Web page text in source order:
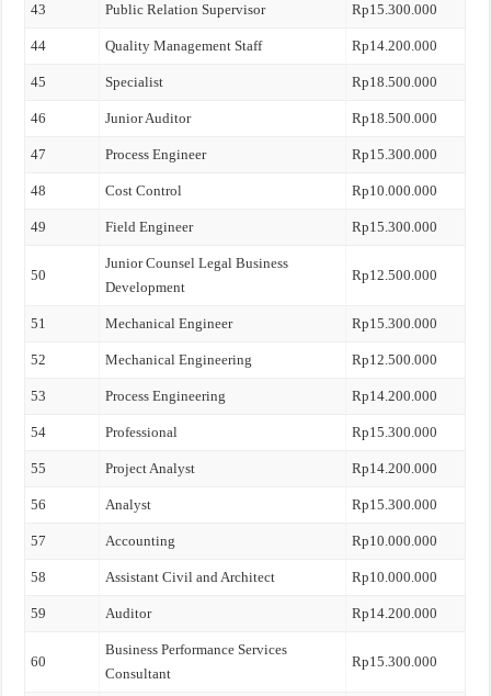
43 Public Relation Supervisor Rp15.300.000
44 Quality Management Staff Rp14.200.000
45 Specialist Rp18.500.000
46 Junior Auditor Rp18.500.000
47 Process Engineer Rp15.300.000
48 Cost Control Rp10.000.000
49 Field Engineer Rp15.300.000
50
Junior Counsel Legal Business
Development
Rp12.500.000
51 Mechanical Engineer Rp15.300.000
52 Mechanical Engineering Rp12.500.000
53 Process Engineering Rp14.200.000
54 Professional Rp15.300.000
55 Project Analyst Rp14.200.000
56 Analyst Rp15.300.000
57 Accounting Rp10.000.000
58 Assistant Civil and Architect Rp10.000.000
59 Auditor Rp14.200.000
60
Business Performance Services
Consultant
Rp15.300.000